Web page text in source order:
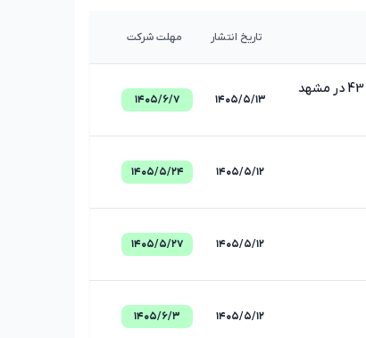
تاریخ انتشار مهلت شرکت
۱۴۰۵/۵/۱۳ ۱۴۰۵/۶/۷
۱۴۰۵/۵/۱۲ ۱۴۰۵/۵/۲۴
۱۴۰۵/۵/۱۲ ۱۴۰۵/۵/۲۷
۱۴۰۵/۵/۱۲ ۱۴۰۵/۶/۳